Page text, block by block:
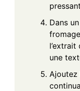
Dans
l’extrait
une